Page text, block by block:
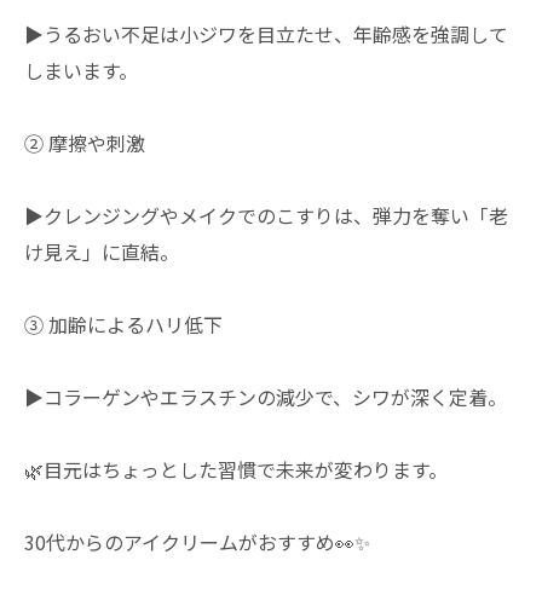
▶︎うるおい不足は小ジワを目立たせ、年齢感を強調して
しまいます。
② 摩擦や刺激
▶︎クレンジングやメイクでのこすりは、弾力を奪い「老
け見え」に直結。
③ 加齢によるハリ低下
▶︎コラーゲンやエラスチンの減少で、シワが深く定着。
🌿目元はちょっとした習慣で未来が変わります。
30代からのアイクリームがおすすめ👀✨